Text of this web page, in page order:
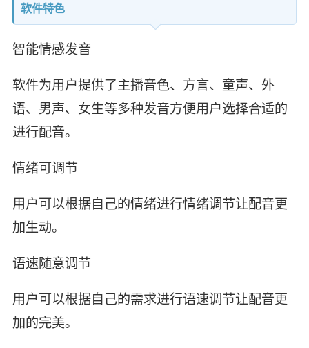
软件特色
智能情感发音
软件为用户提供了主播音色、方言、童声、外
语、男声、女生等多种发音方便用户选择合适的
进行配音。
情绪可调节
用户可以根据自己的情绪进行情绪调节让配音更
加生动。
语速随意调节
用户可以根据自己的需求进行语速调节让配音更
加的完美。